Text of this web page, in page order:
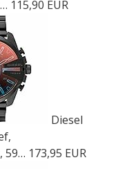
115,90 EUR
Diesel
59… 173,95 EUR